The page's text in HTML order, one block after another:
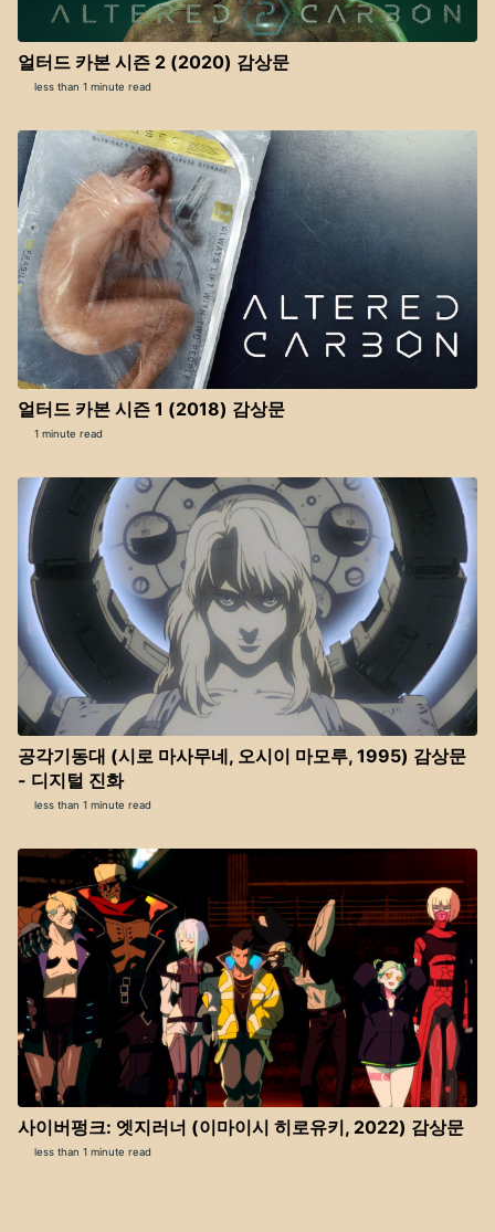
얼터드 카본 시즌 2 (2020) 감상문
less than 1 minute read
얼터드 카본 시즌 1 (2018) 감상문
1 minute read
공각기동대 (시로 마사무네, 오시이 마모루, 1995) 감상문
- 디지털 진화
less than 1 minute read
사이버펑크: 엣지러너 (이마이시 히로유키, 2022) 감상문
less than 1 minute read